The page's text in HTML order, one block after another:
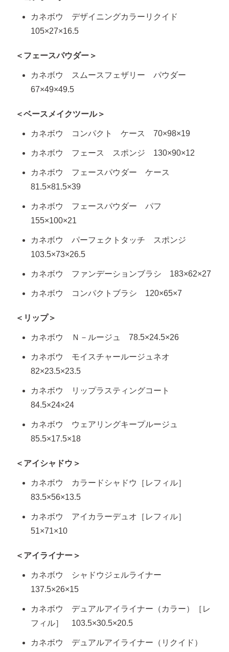
カネボウ デザイニングカラーリクイド
105×27×16.5
＜フェースパウダー＞
カネボウ スムースフェザリー パウダー
67×49×49.5
＜ベースメイクツール＞
カネボウ コンパクト ケース 70×98×19
カネボウ フェース スポンジ 130×90×12
カネボウ フェースパウダー ケース
81.5×81.5×39
カネボウ フェースパウダー パフ
155×100×21
カネボウ パーフェクトタッチ スポンジ
103.5×73×26.5
カネボウ ファンデーションブラシ 183×62×27
カネボウ コンパクトブラシ 120×65×7
＜リップ＞
カネボウ Ｎ－ルージュ 78.5×24.5×26
カネボウ モイスチャールージュネオ
82×23.5×23.5
カネボウ リップラスティングコート
84.5×24×24
カネボウ ウェアリングキープルージュ
85.5×17.5×18
＜アイシャドウ＞
カネボウ カラードシャドウ［レフィル］
83.5×56×13.5
カネボウ アイカラーデュオ［レフィル］
51×71×10
＜アイライナー＞
カネボウ シャドウジェルライナー
137.5×26×15
カネボウ デュアルアイライナー（カラー）［レ
フィル］ 103.5×30.5×20.5
カネボウ デュアルアイライナー（リクイド）